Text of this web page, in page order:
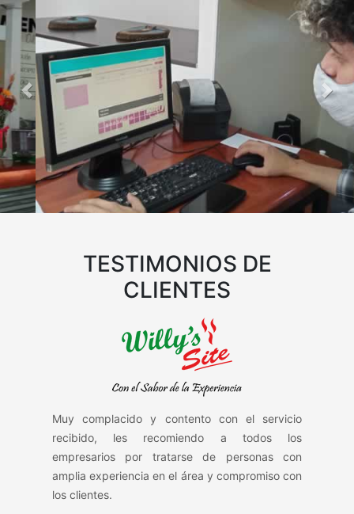
TESTIMONIOS DE
CLIENTES
Muy complacido y contento con el servicio
recibido, les recomiendo a todos los
empresarios por tratarse de personas con
amplia experiencia en el área y compromiso con
los clientes.